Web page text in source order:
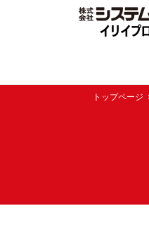
トップページ